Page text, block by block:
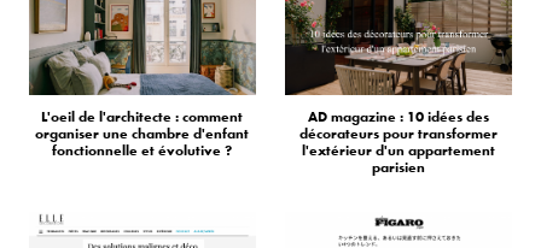
L'oeil de l'architecte : comment
organiser une chambre d'enfant
fonctionnelle et évolutive ?
AD magazine : 10 idées des
décorateurs pour transformer
l'extérieur d'un appartement
parisien